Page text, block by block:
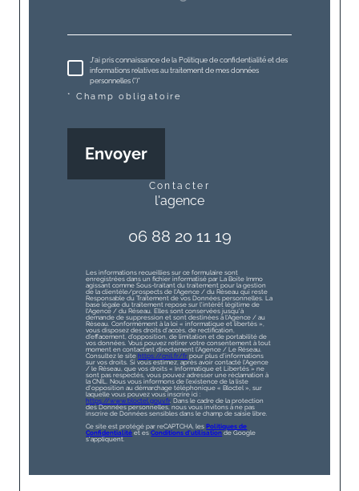
J'ai pris connaissance de la Politique de confidentialité et des
informations relatives au traitement de mes données
personnelles (*)*
* Champ obligatoire
Envoyer
contacter
l'agence
06 88 20 11 19
Les informations recueillies sur ce formulaire sont
enregistrées dans un fichier informatisé par La Boite Immo
agissant comme Sous-traitant du traitement pour la gestion
de la clientèle/prospects de l'Agence / du Réseau qui reste
Responsable du Traitement de vos Données personnelles. La
base légale du traitement repose sur l'intérêt légitime de
l'Agence / du Réseau. Elles sont conservées jusqu'à
demande de suppression et sont destinées à l'Agence / au
Réseau. Conformément à la loi « informatique et libertés »,
vous disposez des droits d’accès, de rectification,
d’effacement, d’opposition, de limitation et de portabilité de
vos données. Vous pouvez retirer votre consentement à tout
moment en contactant directement l’Agence / Le Réseau.
Consultez le site https://cnil.fr/fr pour plus d’informations
sur vos droits. Si vous estimez, après avoir contacté l'Agence
/ le Réseau, que vos droits « Informatique et Libertés » ne
sont pas respectés, vous pouvez adresser une réclamation à
la CNIL. Nous vous informons de l’existence de la liste
d'opposition au démarchage téléphonique « Bloctel », sur
laquelle vous pouvez vous inscrire ici :
https://www.bloctel.gouv.fr. Dans le cadre de la protection
des Données personnelles, nous vous invitons à ne pas
inscrire de Données sensibles dans le champ de saisie libre.
Ce site est protégé par reCAPTCHA, les Politiques de
Confidentialité et esConditions d'utilisation de Google
s'appliquent.